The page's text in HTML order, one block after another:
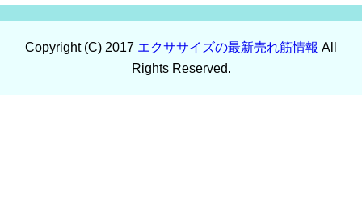
Copyright (C) 2017 エクササイズの最新売れ筋情報 All
Rights Reserved.